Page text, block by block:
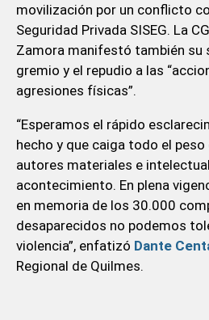
movilización por un conflicto
Seguridad Privada SISEG. La
Zamora manifestó también su
gremio y el repudio a las
agresiones físicas”.
“Esperamos el rápido
hecho y que caiga todo el
autores materiales e
acontecimiento. En plena
en memoria de los 30.000
desaparecidos no podemos
violencia”, enfatizó Dante
Regional de Quilmes.